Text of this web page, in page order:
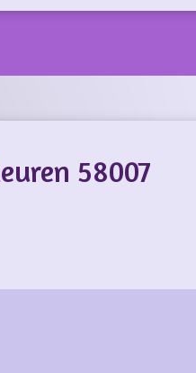
58007